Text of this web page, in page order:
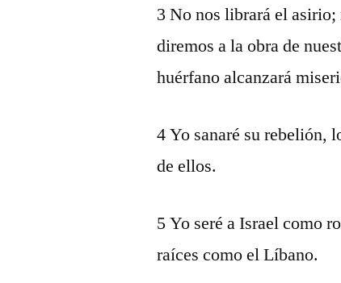
3 No nos librará el
diremos a la obra de
huérfano alcanzará
4 Yo sanaré su rebelión,
de ellos.
5 Yo seré a Israel como
raíces como el Líbano.